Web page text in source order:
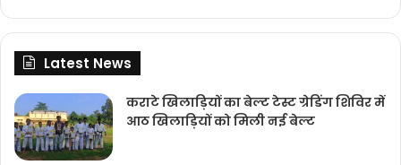
Latest News
कराटे खिलाड़ियों का बेल्ट टेस्ट ग्रेडिंग शिविर में
आठ खिलाड़ियों को मिली नई बेल्ट